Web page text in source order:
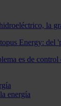
la
Energy: del
es de control